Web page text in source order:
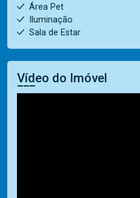
Área Pet
Iluminação
Sala de Estar
Vídeo do Imóvel